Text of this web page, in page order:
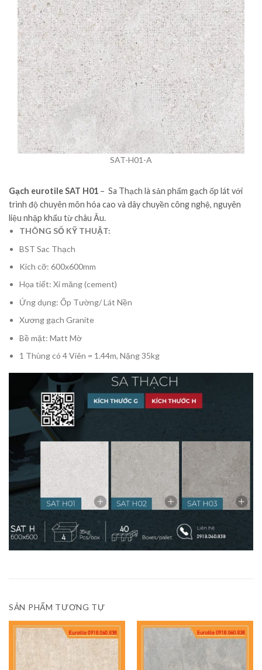
SAT-H01-A
Gạch eurotile SAT H01 – Sa Thạch là sản phẩm gạch ốp lát với
trình độ chuyên môn hóa cao và dây chuyền công nghệ, nguyên
liệu nhập khẩu từ châu Âu.
THÔNG SỐ KỸ THUẬT:
BST Sac Thạch
Kích cỡ: 600x600mm
Họa tiết: Xi măng (cement)
Ứng dụng: Ốp Tường/ Lát Nền
Xương gạch Granite
Bề mặt: Matt Mờ
1 Thùng có 4 Viên = 1.44m, Nặng 35kg
SẢN PHẨM TƯƠNG TỰ